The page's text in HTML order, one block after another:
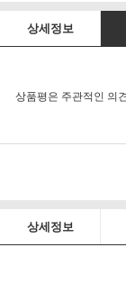
상세정보
상품평은 주관적인 의
상세정보